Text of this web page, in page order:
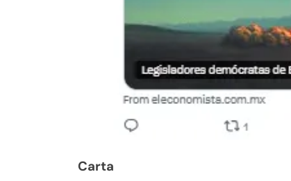
Carta